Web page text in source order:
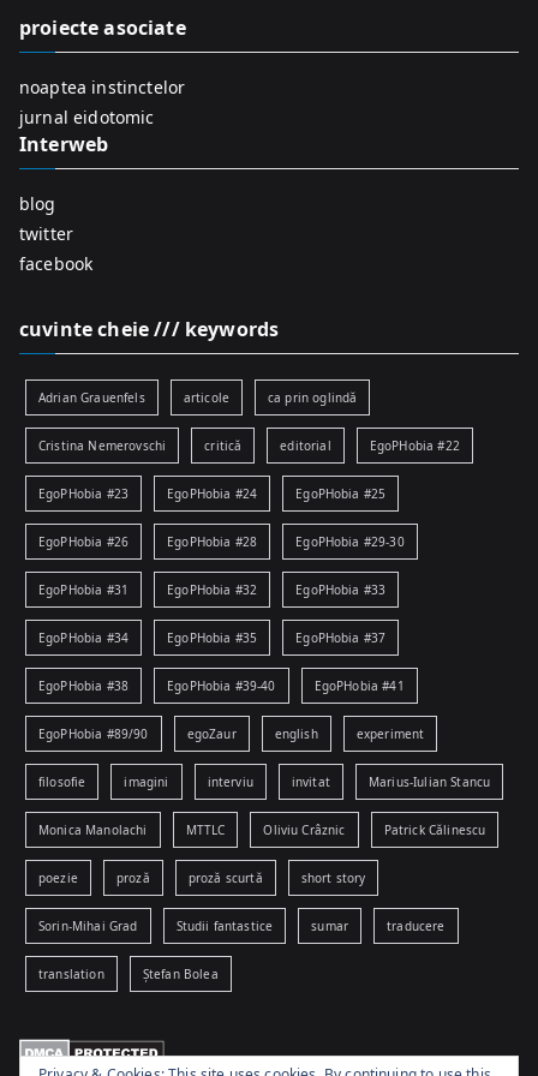
o
proiecte asociate
noaptea instinctelor
jurnal eidotomic
Interweb
blog
twitter
facebook
cuvinte cheie /// keywords
Adrian Grauenfels articole ca prin oglindă
Cristina Nemerovschi critică editorial EgoPHobia #22
EgoPHobia #23 EgoPHobia #24 EgoPHobia #25
EgoPHobia #26 EgoPHobia #28 EgoPHobia #29-30
EgoPHobia #31 EgoPHobia #32 EgoPHobia #33
EgoPHobia #34 EgoPHobia #35 EgoPHobia #37
EgoPHobia #38 EgoPHobia #39-40 EgoPHobia #41
EgoPHobia #89/90 egoZaur english experiment
filosofie imagini interviu invitat Marius-Iulian Stancu
Monica Manolachi MTTLC Oliviu Crâznic Patrick Călinescu
poezie proză proză scurtă short story
Sorin-Mihai Grad Studii fantastice sumar traducere
translation Ștefan Bolea